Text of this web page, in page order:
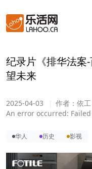
纪录片《排华法案
望未来
2025-04-03 作者： 依工
An error occurred:
华人 历史 影视